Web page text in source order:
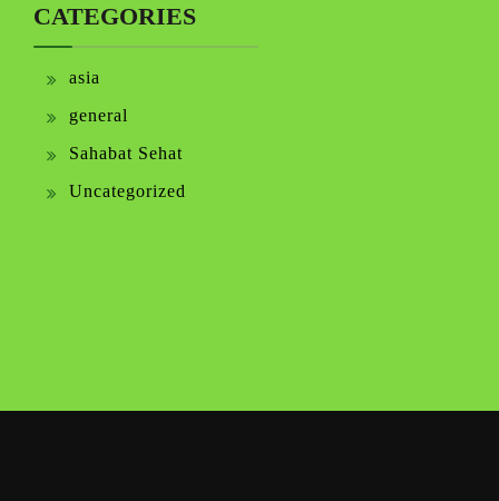
CATEGORIES
asia
general
Sahabat Sehat
Uncategorized